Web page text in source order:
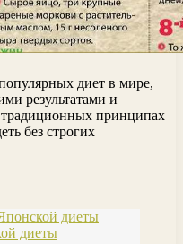
диет в мире,
результатами и
традиционных принципах
без строгих
диеты
диеты